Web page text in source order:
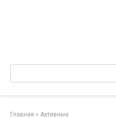
Поиск:
Главная » Активные